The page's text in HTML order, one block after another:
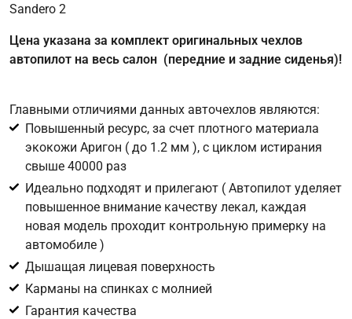
Имя
Соглашение об обработке персональных данных
Для подтверждения своего согласия на обработку ваших
персональных данных в целях исполнения запроса введите
в поле ниже цифру
Цифра с картинки
Sandero 2
Цена указана за комплект оригинальных чехлов
автопилот на весь салон (передние и задние сиденья)!
Главными отличиями данных авточехлов являются:
Повышенный ресурс, за счет плотного материала
экокожи Аригон ( до 1.2 мм ), с циклом истирания
свыше 40000 раз
Идеально подходят и прилегают ( Автопилот уделяет
повышенное внимание качеству лекал, каждая
новая модель проходит контрольную примерку на
автомобиле )
Дышащая лицевая поверхность
Карманы на спинках с молнией
Гарантия качества